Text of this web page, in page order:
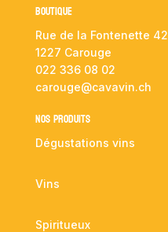
Boutique
Rue de la Fontenette 42
1227 Carouge
022 336 08 02
carouge@cavavin.ch
NOS PRODUITS
Dégustations vins
Vins
Spiritueux